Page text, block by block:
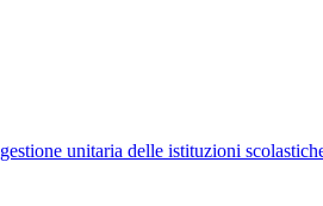
unitaria delle istituzioni